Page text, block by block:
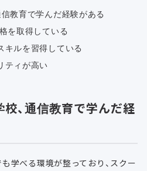
教育で学んだ経験がある
を取得している
キルを習得している
ティが高い
、通信教育で学んだ経
学べる環境が整っており、スクー